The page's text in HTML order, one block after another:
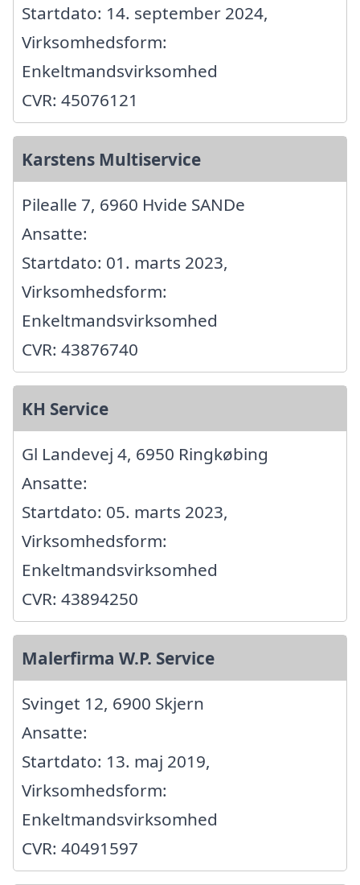
Startdato: 14. september 2024,
Virksomhedsform:
Enkeltmandsvirksomhed
CVR: 45076121
Karstens Multiservice
Pilealle 7, 6960 Hvide SANDe
Ansatte:
Startdato: 01. marts 2023,
Virksomhedsform:
Enkeltmandsvirksomhed
CVR: 43876740
KH Service
Gl Landevej 4, 6950 Ringkøbing
Ansatte:
Startdato: 05. marts 2023,
Virksomhedsform:
Enkeltmandsvirksomhed
CVR: 43894250
Malerfirma W.P. Service
Svinget 12, 6900 Skjern
Ansatte:
Startdato: 13. maj 2019,
Virksomhedsform:
Enkeltmandsvirksomhed
CVR: 40491597